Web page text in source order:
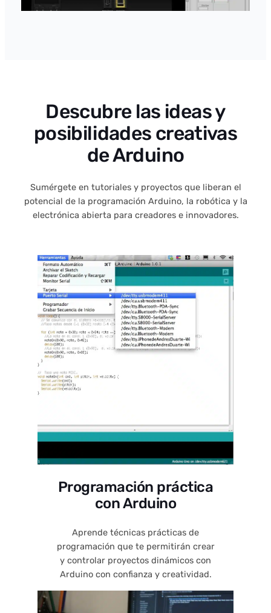
Descubre las ideas y
posibilidades creativas
de Arduino
Sumérgete en tutoriales y proyectos que liberan el
potencial de la programación Arduino, la robótica y la
electrónica abierta para creadores e innovadores.
Programación práctica
con Arduino
Aprende técnicas prácticas de
programación que te permitirán crear
y controlar proyectos dinámicos con
Arduino con confianza y creatividad.